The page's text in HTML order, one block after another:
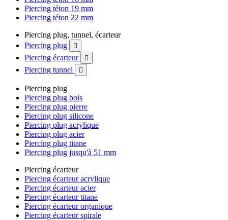
Piercing téton 19 mm
Piercing téton 22 mm
Piercing plug, tunnel, écarteur
Piercing plug

Piercing écarteur 
Piercing tunnel 
Piercing plug
Piercing plug bois
Piercing plug pierre
Piercing plug silicone
Piercing plug acrylique
Piercing plug acier
Piercing plug titane
Piercing plug jusqu'à 51 mm
Piercing écarteur
Piercing écarteur acrylique
Piercing écarteur acier
Piercing écarteur titane
Piercing écarteur organique
Piercing écarteur spirale